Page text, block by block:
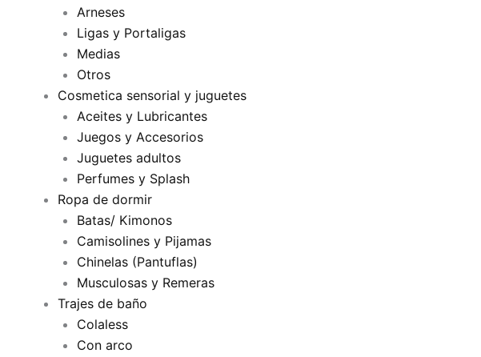
Arneses
Ligas y Portaligas
Medias
Otros
Cosmetica sensorial y juguetes
Aceites y Lubricantes
Juegos y Accesorios
Juguetes adultos
Perfumes y Splash
Ropa de dormir
Batas/ Kimonos
Camisolines y Pijamas
Chinelas (Pantuflas)
Musculosas y Remeras
Trajes de baño
Colaless
Con arco